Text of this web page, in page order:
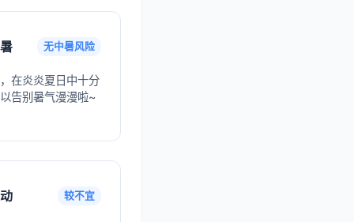
无中暑风险
在炎炎夏日中十分
告别暑气漫漫啦~
较不宜